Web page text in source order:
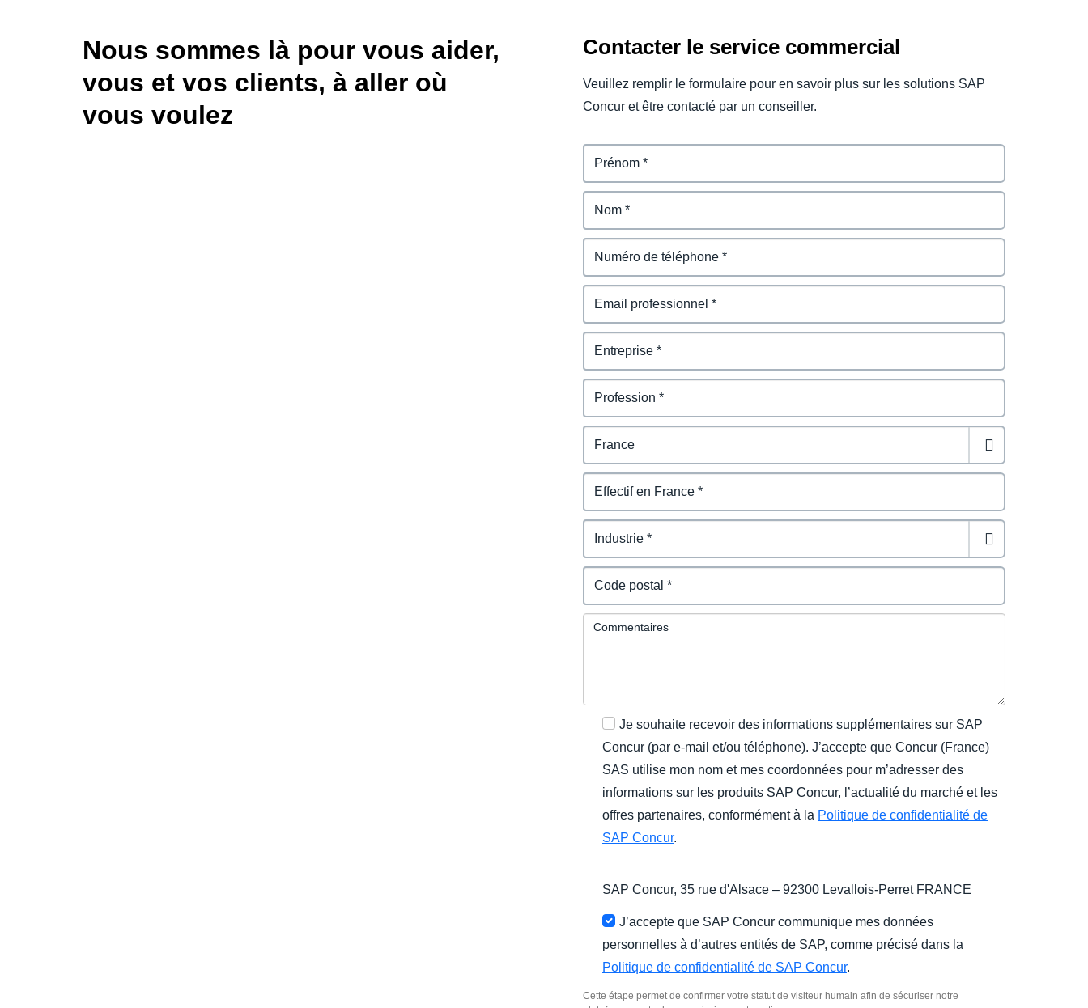
Nous sommes là pour vous aider,
vous et vos clients, à aller où
vous voulez
Contacter le service commercial
Veuillez remplir le formulaire pour en savoir plus sur les solutions SAP
Concur et être contacté par un conseiller.
Commentaires
Je souhaite recevoir des informations supplémentaires sur SAP
Concur (par e-mail et/ou téléphone). J’accepte que Concur (France)
SAS utilise mon nom et mes coordonnées pour m’adresser des
informations sur les produits SAP Concur, l’actualité du marché et les
offres partenaires, conformément à la Politique de confidentialité de
SAP Concur.
SAP Concur, 35 rue d'Alsace – 92300 Levallois-Perret FRANCE
J’accepte que SAP Concur communique mes données
personnelles à d’autres entités de SAP, comme précisé dans la
Politique de confidentialité de SAP Concur.
Cette étape permet de confirmer votre statut de visiteur humain afin de sécuriser notre